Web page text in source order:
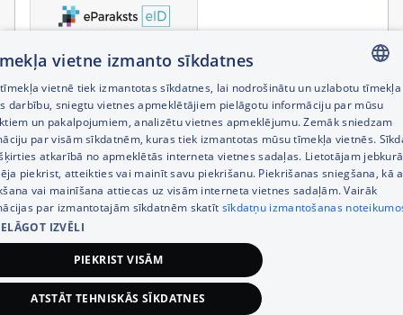
LATVIAN
RUSSIAN
ENGLISH
vietne izmanto sīkdatnes
vietnē tiek izmantotas sīkdatnes, lai nodrošinātu un uzlabotu tīmekļa
darbību, sniegtu vietnes apmeklētājiem pielāgotu informāciju par mūsu
un pakalpojumiem, analizētu vietnes apmeklējumu. Zemāk sniedzam
par visām sīkdatnēm, kuras tiek izmantotas mūsu tīmekļa vietnēs.
atkarībā no apmeklētās interneta vietnes sadaļas. Lietotājam
piekrist, atteikties vai mainīt savu piekrišanu. Piekrišanas sniegšana, kā
vai mainīšana attiecas uz visām interneta vietnes sadaļām. Vairāk
par izmantotajām sīkdatnēm skatīt sīkdatņu izmantošanas
IZVĒLI
PIEKRIST VISĀM
ATSTĀT TEHNISKĀS SĪKDATNES